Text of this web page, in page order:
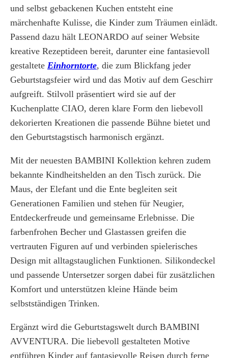
und selbst gebackenen Kuchen entsteht eine
märchenhafte Kulisse, die Kinder zum Träumen einlädt.
Passend dazu hält LEONARDO auf seiner Website
kreative Rezeptideen bereit, darunter eine fantasievoll
gestaltete Einhorntorte, die zum Blickfang jeder
Geburtstagsfeier wird und das Motiv auf dem Geschirr
aufgreift. Stilvoll präsentiert wird sie auf der
Kuchenplatte CIAO, deren klare Form den liebevoll
dekorierten Kreationen die passende Bühne bietet und
den Geburtstagstisch harmonisch ergänzt.
Mit der neuesten BAMBINI Kollektion kehren zudem
bekannte Kindheitshelden an den Tisch zurück. Die
Maus, der Elefant und die Ente begleiten seit
Generationen Familien und stehen für Neugier,
Entdeckerfreude und gemeinsame Erlebnisse. Die
farbenfrohen Becher und Glastassen greifen die
vertrauten Figuren auf und verbinden spielerisches
Design mit alltagstauglichen Funktionen. Silikondeckel
und passende Untersetzer sorgen dabei für zusätzlichen
Komfort und unterstützen kleine Hände beim
selbstständigen Trinken.
Ergänzt wird die Geburtstagswelt durch BAMBINI
AVVENTURA. Die liebevoll gestalteten Motive
entführen Kinder auf fantasievolle Reisen durch ferne